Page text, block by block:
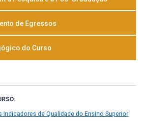
de Egressos
do Curso
de Qualidade do Ensino Superior